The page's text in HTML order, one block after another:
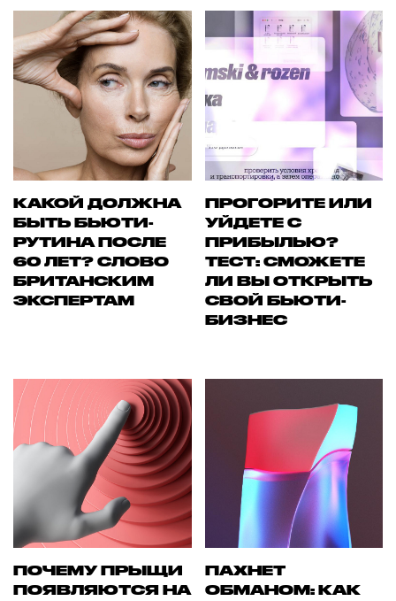
КАКОЙ ДОЛЖНА
БЫТЬ БЬЮТИ-
РУТИНА ПОСЛЕ
60 ЛЕТ? СЛОВО
БРИТАНСКИМ
ЭКСПЕРТАМ
ПРОГОРИТЕ ИЛИ
УЙДЕТЕ С
ПРИБЫЛЬЮ?
ТЕСТ: СМОЖЕТЕ
ЛИ ВЫ ОТКРЫТЬ
СВОЙ БЬЮТИ-
БИЗНЕС
ПОЧЕМУ ПРЫЩИ
ПОЯВЛЯЮТСЯ НА
ПАХНЕТ
ОБМАНОМ: КАК